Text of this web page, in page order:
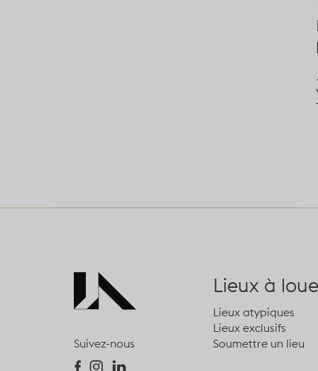
Suivez-nous
Lieux à
Lieux atypiques
Lieux exclusifs
Soumettre un lieu